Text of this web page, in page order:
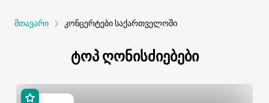
მთავარი კონცერტები საქართველოში
ტოპ ღონისძიებები